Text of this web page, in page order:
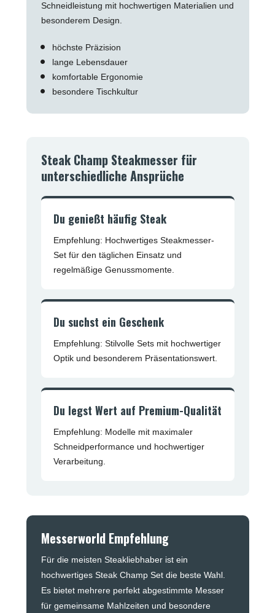
Schneidleistung mit hochwertigen Materialien und
besonderem Design.
höchste Präzision
lange Lebensdauer
komfortable Ergonomie
besondere Tischkultur
Steak Champ Steakmesser für
unterschiedliche Ansprüche
Du genießt häufig Steak
Empfehlung: Hochwertiges Steakmesser-
Set für den täglichen Einsatz und
regelmäßige Genussmomente.
Du suchst ein Geschenk
Empfehlung: Stilvolle Sets mit hochwertiger
Optik und besonderem Präsentationswert.
Du legst Wert auf Premium-Qualität
Empfehlung: Modelle mit maximaler
Schneidperformance und hochwertiger
Verarbeitung.
Messerworld Empfehlung
Für die meisten Steakliebhaber ist ein
hochwertiges Steak Champ Set die beste Wahl.
Es bietet mehrere perfekt abgestimmte Messer
für gemeinsame Mahlzeiten und besondere